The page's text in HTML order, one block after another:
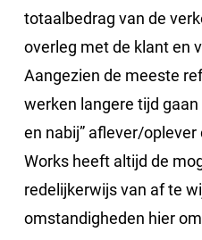
totaalbedrag van de
overleg met de klant en
Aangezien de meeste
werken langere tijd
en nabij” aflever/
Works heeft altijd de
redelijkerwijs van af te
omstandigheden hier